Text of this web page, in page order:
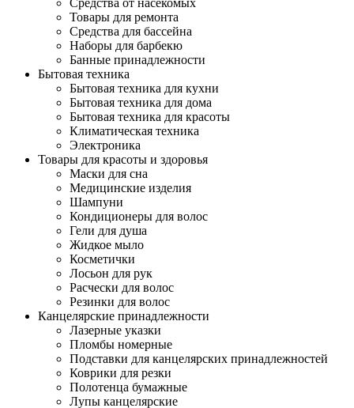
Средства от насекомых
Товары для ремонта
Средства для бассейна
Наборы для барбекю
Банные принадлежности
Бытовая техника
Бытовая техника для кухни
Бытовая техника для дома
Бытовая техника для красоты
Климатическая техника
Электроника
Товары для красоты и здоровья
Маски для сна
Медицинские изделия
Шампуни
Кондиционеры для волос
Гели для душа
Жидкое мыло
Косметички
Лосьон для рук
Расчески для волос
Резинки для волос
Канцелярские принадлежности
Лазерные указки
Пломбы номерные
Подставки для канцелярских принадлежностей
Коврики для резки
Полотенца бумажные
Лупы канцелярские